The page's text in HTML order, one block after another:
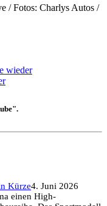
/ Fotos: Charlys Autos /
wieder
Kürze4. Juni 2026
einen High-